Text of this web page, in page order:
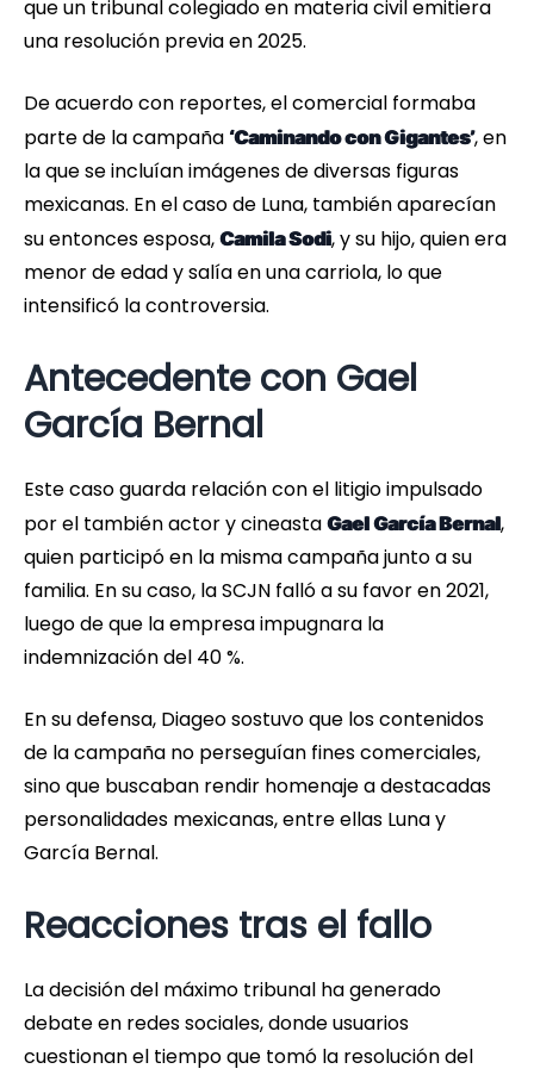
que un tribunal colegiado en materia civil emitiera
una resolución previa en 2025.
De acuerdo con reportes, el comercial formaba
parte de la campaña ‘Caminando con Gigantes’, en
la que se incluían imágenes de diversas figuras
mexicanas. En el caso de Luna, también aparecían
su entonces esposa, Camila Sodi, y su hijo, quien era
menor de edad y salía en una carriola, lo que
intensificó la controversia.
Antecedente con Gael
García Bernal
Este caso guarda relación con el litigio impulsado
por el también actor y cineasta Gael García Bernal,
quien participó en la misma campaña junto a su
familia. En su caso, la SCJN falló a su favor en 2021,
luego de que la empresa impugnara la
indemnización del 40 %.
En su defensa, Diageo sostuvo que los contenidos
de la campaña no perseguían fines comerciales,
sino que buscaban rendir homenaje a destacadas
personalidades mexicanas, entre ellas Luna y
García Bernal.
Reacciones tras el fallo
La decisión del máximo tribunal ha generado
debate en redes sociales, donde usuarios
cuestionan el tiempo que tomó la resolución del